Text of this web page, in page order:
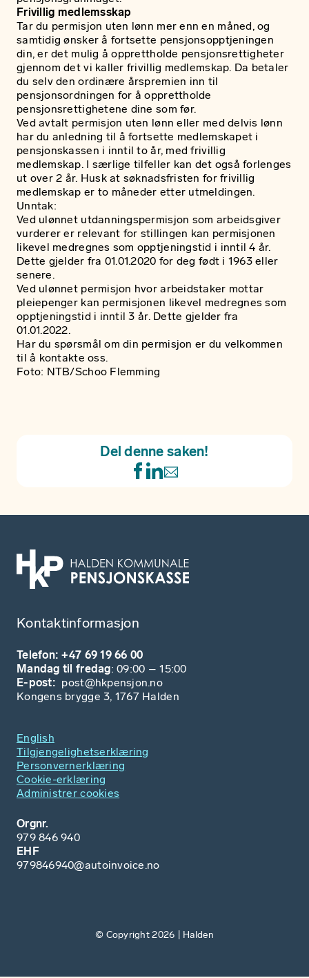
Frivillig medlemsskap
Tar du permisjon uten lønn mer enn en måned, og
samtidig ønsker å fortsette pensjonsopptjeningen
din, er det mulig å opprettholde pensjonsrettigheter
gjennom det vi kaller frivillig medlemskap. Da betaler
du selv den ordinære årspremien inn til
pensjonsordningen for å opprettholde
pensjonsrettighetene dine som før.
Ved avtalt permisjon uten lønn eller med delvis lønn
har du anledning til å fortsette medlemskapet i
pensjonskassen i inntil to år, med frivillig
medlemskap. I særlige tilfeller kan det også forlenges
ut over 2 år. Husk at søknadsfristen for frivillig
medlemskap er to måneder etter utmeldingen.
Unntak:
Ved ulønnet utdanningspermisjon som arbeidsgiver
vurderer er relevant for stillingen kan permisjonen
likevel medregnes som opptjeningstid i inntil 4 år.
Dette gjelder fra 01.01.2020 for deg født i 1963 eller
senere.
Ved ulønnet permisjon hvor arbeidstaker mottar
pleiepenger kan permisjonen likevel medregnes som
opptjeningstid i inntil 3 år. Dette gjelder fra
01.01.2022.
Har du spørsmål om din permisjon er du velkommen
til å kontakte oss.
Foto: NTB/Schoo Flemming
Del denne saken!
Kontaktinformasjon
Telefon: +47 69 19 66 00
Mandag til fredag: 09:00 – 15:00
E-post: post@hkpensjon.no
Kongens brygge 3, 1767 Halden
English
Tilgjengelighetserklæring
Personvernerklæring
Cookie-erklæring
Administrer cookies
Orgnr.
979 846 940
EHF
979846940@autoinvoice.no
© Copyright 2026 | Halden